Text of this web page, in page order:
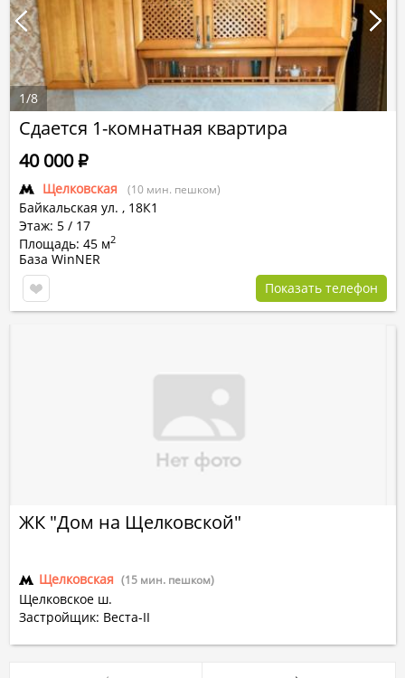
Сдается 1-комнатная квартира
Щелковская (10 мин. пешком)
Байкальская ул. , 18К1
Этаж: 5 / 17
Площадь: 45 м2
40 000Р
База WinNER
Показать телефон
1/8
ЖК "Дом на Щелковской"
Щелковская (15 мин. пешком)
Щелковское ш.
Застройщик: Веста-II